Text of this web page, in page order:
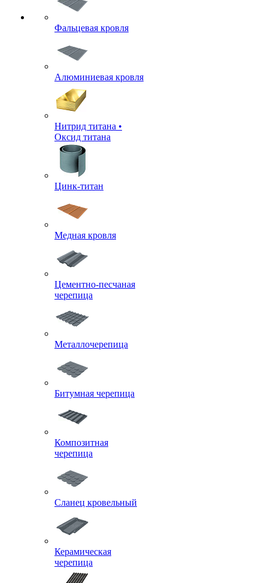
Фальцевая кровля
Алюминиевая кровля
Нитрид титана •
Оксид титана
Цинк-титан
Медная кровля
Цементно-песчаная
черепица
Металлочерепица
Битумная черепица
Композитная
черепица
Сланец кровельный
Керамическая
черепица